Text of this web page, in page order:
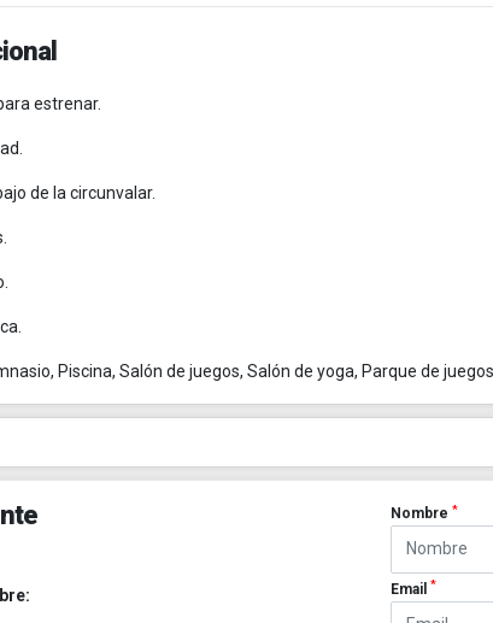
estrenar.
de la circunvalar.
Piscina, Salón de juegos, Salón de yoga, Parque de
Nombre*
Email*